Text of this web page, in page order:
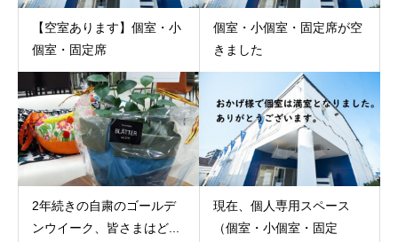
【空室あります】個室・小
個室・固定席
個室・小個室・固定席が空
きました
2年続きの自粛のゴールデ
ンウイーク、皆さまはど...
現在、個人専用スペース
（個室・小個室・固定